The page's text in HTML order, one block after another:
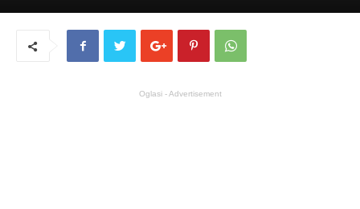
Oglasi - Advertisement